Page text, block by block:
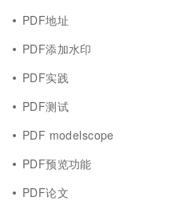
PDF地址
PDF添加水印
PDF实践
PDF测试
PDF modelscope
PDF预览功能
PDF论文